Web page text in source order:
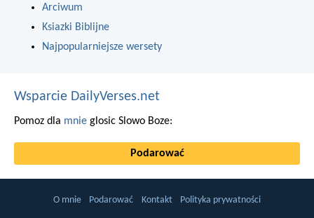
Arciwum
Ksiazki Biblijne
Najpopularniejsze wersety
Wsparcie DailyVerses.net
Pomoz dla mnie glosic Slowo Boze:
Podarować
O mnie Podarować Kontakt Polityka prywatności